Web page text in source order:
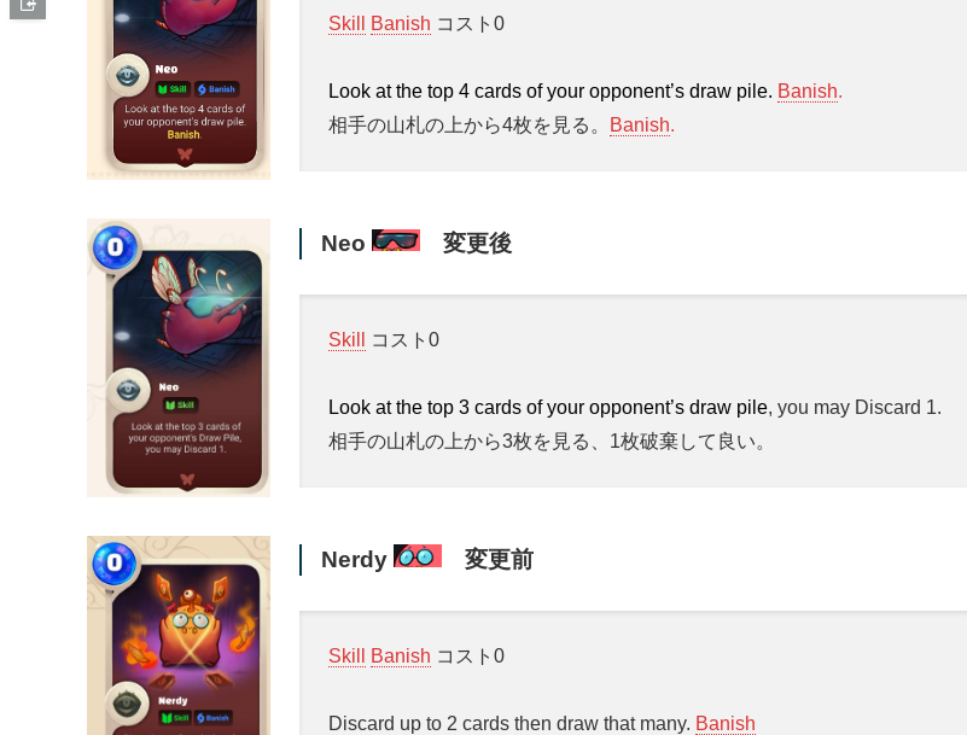
Skill Banish コスト0
Look at the top 4 cards of your opponent’s draw pile. Banish.
相手の山札の上から4枚を見る。
Banish.
Neo 変更後
Skill コスト0
Look at the top 3 cards of your opponent’s draw pile, you may Discard 1.
相手の山札の上から3枚を見る、1枚破棄して良い。
Nerdy 変更前
Skill Banish コスト0
Discard up to 2 cards then draw that many. Banish